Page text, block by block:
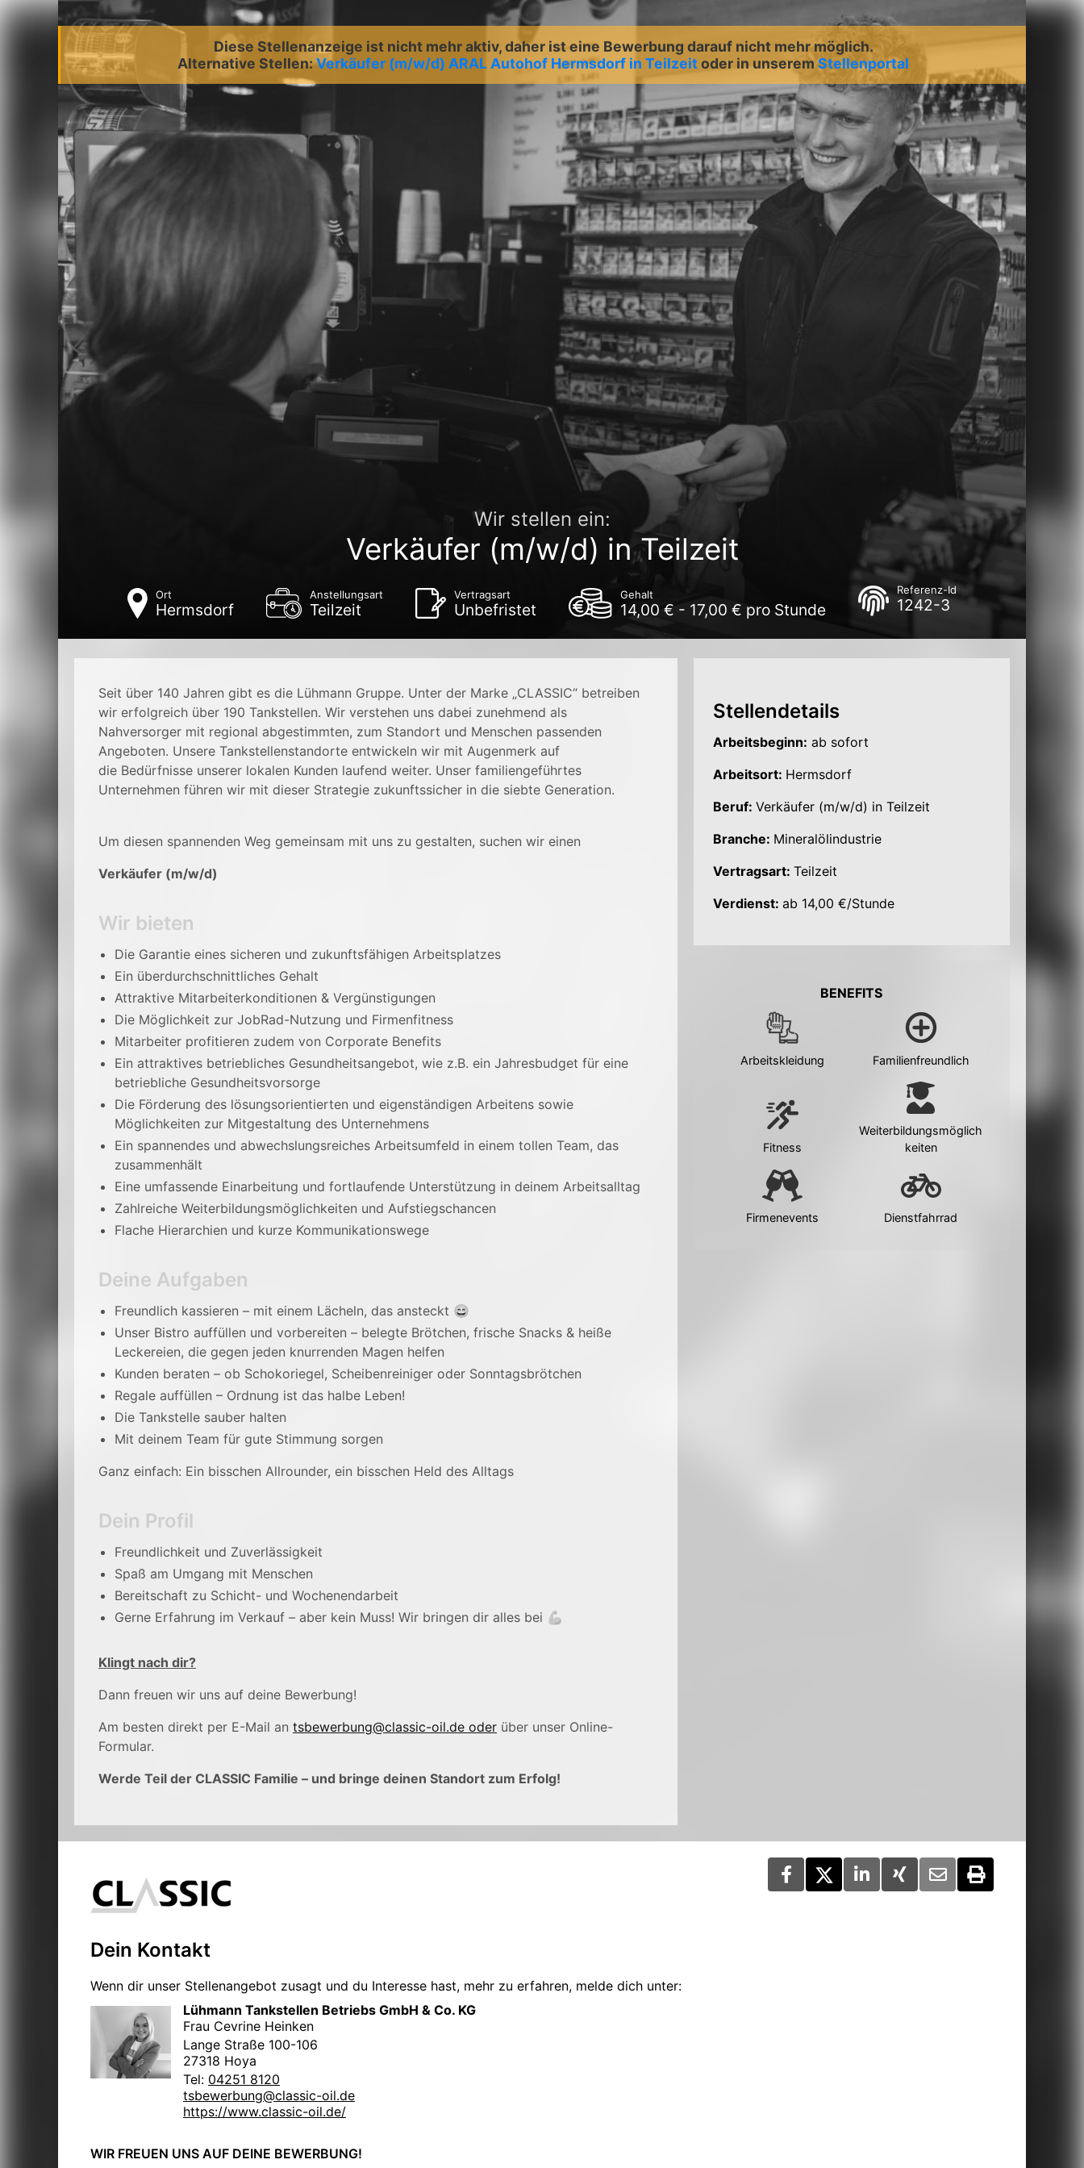
Diese Stellenanzeige ist nicht mehr aktiv, daher ist eine Bewerbung darauf nicht mehr möglich.
Alternative Stellen:Verkäufer (m/w/d) ARAL Autohof Hermsdorf in Teilzeitoder in unserem Stellenportal
Wir stellen ein:
Verkäufer (m/w/d) in Teilzeit
Ort
Hermsdorf
Anstellungsart
Teilzeit
Vertragsart
Unbefristet
Gehalt
14,00 € - 17,00 € pro Stunde
Referenz-Id
1242-3
Seit über 140 Jahren gibt es die Lühmann Gruppe. Unter der Marke „CLASSIC“ betreiben
wir erfolgreich über 190 Tankstellen. Wir verstehen uns dabei zunehmend als
Nahversorger mit regional abgestimmten, zum Standort und Menschen passenden
Angeboten. Unsere Tankstellenstandorte entwickeln wir mit Augenmerk auf
die Bedürfnisse unserer lokalen Kunden laufend weiter. Unser familiengeführtes
Unternehmen führen wir mit dieser Strategie zukunftssicher in die siebte Generation.
Um diesen spannenden Weg gemeinsam mit uns zu gestalten, suchen wir einen
Verkäufer (m/w/d)
Wir bieten
Die Garantie eines sicheren und zukunftsfähigen Arbeitsplatzes
Ein überdurchschnittliches Gehalt
Attraktive Mitarbeiterkonditionen & Vergünstigungen
Die Möglichkeit zur JobRad-Nutzung und Firmenfitness
Mitarbeiter profitieren zudem von Corporate Benefits
Ein attraktives betriebliches Gesundheitsangebot, wie z.B. ein Jahresbudget für eine
betriebliche Gesundheitsvorsorge
Die Förderung des lösungsorientierten und eigenständigen Arbeitens sowie
Möglichkeiten zur Mitgestaltung des Unternehmens
Ein spannendes und abwechslungsreiches Arbeitsumfeld in einem tollen Team, das
zusammenhält
Eine umfassende Einarbeitung und fortlaufende Unterstützung in deinem Arbeitsalltag
Zahlreiche Weiterbildungsmöglichkeiten und Aufstiegschancen
Flache Hierarchien und kurze Kommunikationswege
Deine Aufgaben
Freundlich kassieren – mit einem Lächeln, das ansteckt 😄
Unser Bistro auffüllen und vorbereiten – belegte Brötchen, frische Snacks & heiße
Leckereien, die gegen jeden knurrenden Magen helfen
Kunden beraten – ob Schokoriegel, Scheibenreiniger oder Sonntagsbrötchen
Regale auffüllen – Ordnung ist das halbe Leben!
Die Tankstelle sauber halten
Mit deinem Team für gute Stimmung sorgen
Ganz einfach: Ein bisschen Allrounder, ein bisschen Held des Alltags
Dein Profil
Freundlichkeit und Zuverlässigkeit
Spaß am Umgang mit Menschen
Bereitschaft zu Schicht- und Wochenendarbeit
Gerne Erfahrung im Verkauf – aber kein Muss! Wir bringen dir alles bei 💪
Klingt nach dir?
Dann freuen wir uns auf deine Bewerbung!
Am besten direkt per E-Mail an tsbewerbung@classic-oil.de oder über unser Online-
Formular.
Werde Teil der CLASSIC Familie – und bringe deinen Standort zum Erfolg!
Stellendetails
Arbeitsbeginn: ab sofort
Arbeitsort: Hermsdorf
Beruf: Verkäufer (m/w/d) in Teilzeit
Branche: Mineralölindustrie
Vertragsart: Teilzeit
Verdienst: ab 14,00 €/Stunde
BENEFITS
Arbeitskleidung Familienfreundlich
Fitness
Weiterbildungsmöglich
keiten
Firmenevents Dienstfahrrad
Dein Kontakt
Wenn dir unser Stellenangebot zusagt und du Interesse hast, mehr zu erfahren, melde dich unter:
Lühmann Tankstellen Betriebs GmbH & Co. KG
Frau Cevrine Heinken
Lange Straße 100-106
27318 Hoya
Tel: 04251 8120
tsbewerbung@classic-oil.de
https://www.classic-oil.de/
WIR FREUEN UNS AUF DEINE BEWERBUNG!